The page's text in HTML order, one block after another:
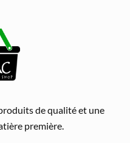
de qualité et une
première.